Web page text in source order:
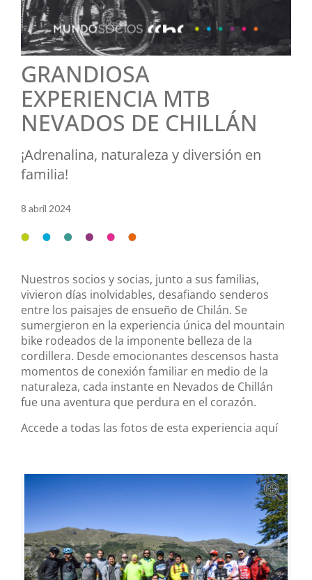
GRANDIOSA
EXPERIENCIA MTB
NEVADOS DE CHILLÁN
¡Adrenalina, naturaleza y diversión en
familia!
8 abril 2024
Nuestros socios y socias, junto a sus familias,
vivieron días inolvidables, desafiando senderos
entre los paisajes de ensueño de Chilán. Se
sumergieron en la experiencia única del mountain
bike rodeados de la imponente belleza de la
cordillera. Desde emocionantes descensos hasta
momentos de conexión familiar en medio de la
naturaleza, cada instante en Nevados de Chillán
fue una aventura que perdura en el corazón.
Accede a todas las fotos de esta experiencia aquí
‹ ›